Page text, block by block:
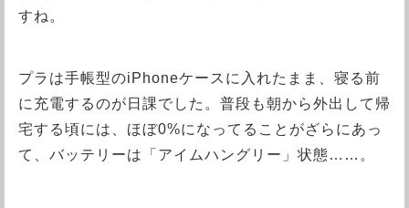
すね。
プラは手帳型のiPhoneケースに入れたまま、寝る前
に充電するのが日課でした。普段も朝から外出して帰
宅する頃には、ほぼ0%になってることがざらにあっ
て、バッテリーは「アイムハングリー」状態……。